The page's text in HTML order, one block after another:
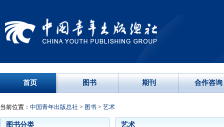
首页 图书 期刊 合作咨询
当前位置： 中国青年出版总社 > 图书 > 艺术
图书分类 艺术